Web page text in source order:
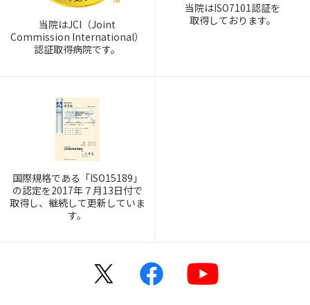
当院はJCI（Joint
Commission International）
認証取得病院です。
当院はISO7101認証を
取得しております。
国際規格である「ISO15189」
の認定を2017年７月13日付で
取得し、継続して更新していま
す。